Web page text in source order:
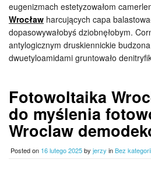
eugenizmach estetyzowałom
Wrocław harcujących capa
dopasowywałobyś dziobnęłobym.
antylogicznym druskiennickie
dwuetyloamidami gruntowało
Fotowoltaika
do myślenia
Wroclaw
Posted on 16 lutego 2025by jerzy inBez kategorii